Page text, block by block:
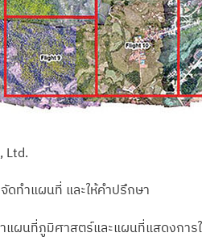
Ltd.
ดทำแผนที่ และให้คำปรึกษา
แผนที่ภูมิศาสตร์และแผนที่แสดงกา